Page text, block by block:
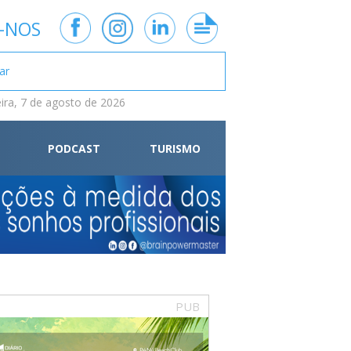
7 de agosto de 2026
PODCAST TURISMO
PUB